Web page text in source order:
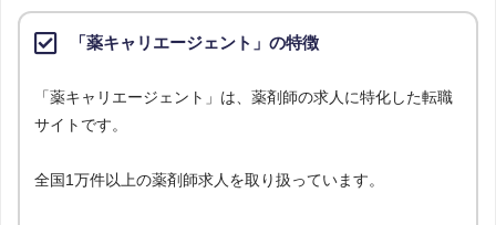
「薬キャリエージェント」の特徴
「薬キャリエージェント」は、薬剤師の求人に特化した転職
サイトです。
全国1万件以上の薬剤師求人を取り扱っています。